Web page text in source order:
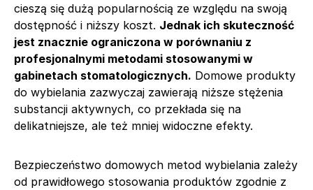
cieszą się dużą popularnością ze względu na swoją
dostępność i niższy koszt. Jednak ich skuteczność
jest znacznie ograniczona w porównaniu z
profesjonalnymi metodami stosowanymi w
gabinetach stomatologicznych. Domowe produkty
do wybielania zazwyczaj zawierają niższe stężenia
substancji aktywnych, co przekłada się na
delikatniejsze, ale też mniej widoczne efekty.
Bezpieczeństwo domowych metod wybielania zależy
od prawidłowego stosowania produktów zgodnie z